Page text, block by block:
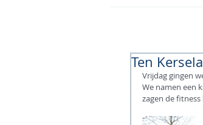
Ten
Vrijdag gingen
We namen een
zagen de